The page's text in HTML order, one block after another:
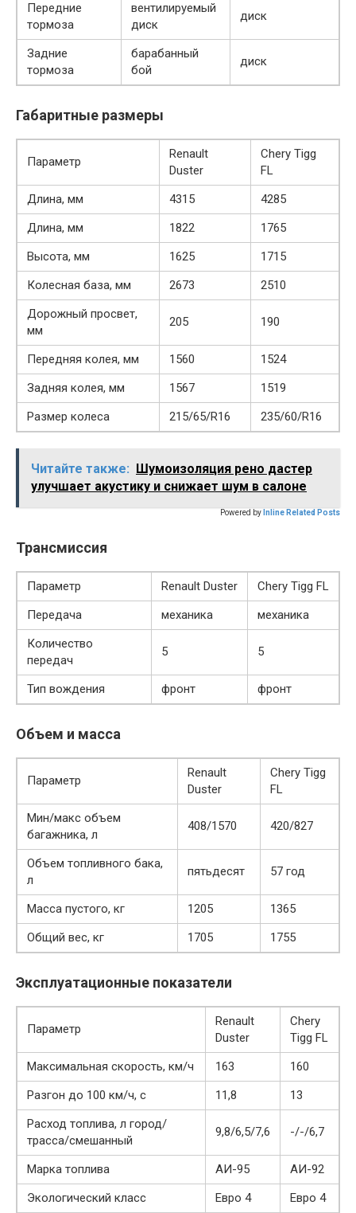
Передние
тормоза
вентилируемый
диск
диск
Задние
тормоза
барабанный
бой
диск
Габаритные размеры
Параметр
Renault
Duster
Chery Tigg
FL
Длина, мм
4315
4285
Длина, мм
1822
1765
Высота, мм
1625
1715
Колесная база, мм
2673
2510
Дорожный просвет,
мм
205 190
Передняя колея, мм 1560
1524
Задняя колея, мм
1567
1519
Размер колеса
215/65/R16 235/60/R16
Читайте также: Шумоизоляция рено дастер
улучшает акустику и снижает шум в салоне
Powered by Inline Related Posts
Трансмиссия
Параметр Renault Duster
Chery Tigg FL
Передача
механика
механика
Количество
передач
5 5
Тип вождения фронт фронт
Объем и масса
Параметр
Renault
Duster
Chery Tigg
FL
Мин/макс объем
багажника, л
408/1570 420/827
Объем топливного бака,
л
пятьдесят 57 год
Масса пустого, кг 1205
1365
Общий вес, кг
1705 1755
Эксплуатационные показатели
Параметр
Renault
Duster
Chery
Tigg FL
Максимальная скорость, км/ч
163
160
Разгон до 100 км/ч, с
11,8
13
Расход топлива, л город/
трасса/смешанный
9,8/6,5/7,6 -/-/6,7
Марка топлива АИ-95
АИ-92
Экологический класс
Евро 4 Евро 4